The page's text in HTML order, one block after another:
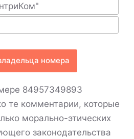
номера
84957349893
те комментарии, которые
морально-этических
законодательства